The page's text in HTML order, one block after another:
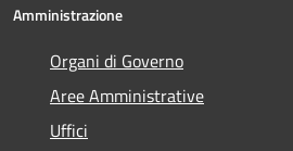
Amministrazione
Organi di Governo
Aree Amministrative
Uffici